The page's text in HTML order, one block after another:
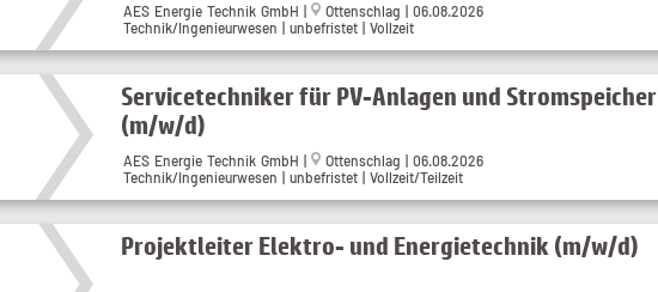
AES Energie Technik GmbH | Ottenschlag | 06.08.2026
Technik/Ingenieurwesen | unbefristet | Vollzeit
Servicetechniker für PV-Anlagen und Stromspeicher
(m/w/d)
AES Energie Technik GmbH | Ottenschlag | 06.08.2026
Technik/Ingenieurwesen | unbefristet | Vollzeit/Teilzeit
Projektleiter Elektro- und Energietechnik (m/w/d)